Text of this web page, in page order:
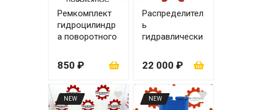
Ремкомплект
гидроцилиндр
а поворотного
850 ₽
Распределител
ь
гидравлически
(управление
рычаги)
22 000 ₽
NEW NEW